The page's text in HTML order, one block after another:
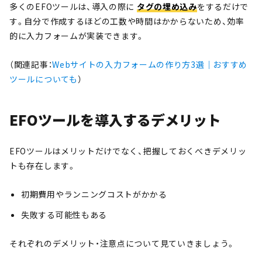
多くのEFOツールは、導入の際に タグの埋め込みをするだけで
す。自分で作成するほどの工数や時間はかからないため、効率
的に入力フォームが実装できます。
（関連記事：Webサイトの入力フォームの作り方3選｜おすすめ
ツールについても）
EFOツールを導入するデメリット
EFOツールはメリットだけでなく、把握しておくべきデメリッ
トも存在します。
初期費用やランニングコストがかかる
失敗する可能性もある
それぞれのデメリット・注意点について見ていきましょう。